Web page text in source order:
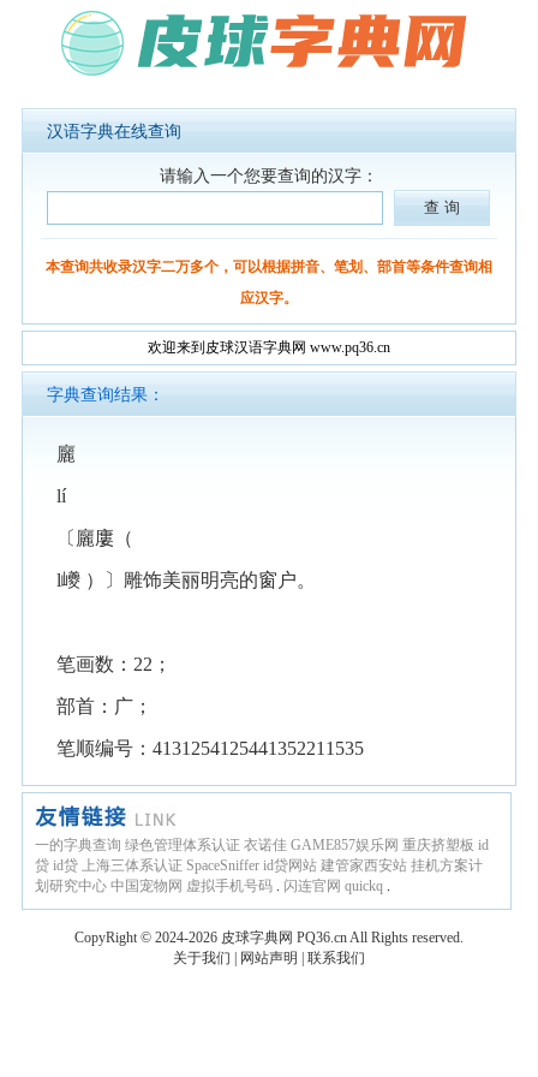
汉语字典在线查询
请输入一个您要查询的汉字：
本查询共收录汉字二万多个，可以根据拼音、笔划、部首等条件查询相
应汉字。
欢迎来到皮球汉语字典网 www.pq36.cn
字典查询结果：
廲
lí
〔廲廔（
l巙 ）〕雕饰美丽明亮的窗户。
笔画数：22；
部首：广；
笔顺编号：4131254125441352211535
一的字典查询 绿色管理体系认证 衣诺佳 GAME857娱乐网 重庆挤塑板 id
贷 id贷 上海三体系认证 SpaceSniffer id贷网站 建管家西安站 挂机方案计
划研究中心 中国宠物网 虚拟手机号码 . 闪连官网 quickq .
CopyRight © 2024-2026 皮球字典网 PQ36.cnAll Rights reserved.
关于我们
网站声明 联系我们